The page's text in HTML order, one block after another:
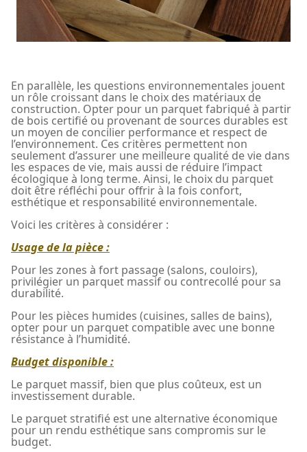
En parallèle, les questions environnementales jouent
un rôle croissant dans le choix des matériaux de
construction. Opter pour un parquet fabriqué à partir
de bois certifié ou provenant de sources durables est
un moyen de concilier performance et respect de
l’environnement. Ces critères permettent non
seulement d’assurer une meilleure qualité de vie dans
les espaces de vie, mais aussi de réduire l’impact
écologique à long terme. Ainsi, le choix du parquet
doit être réfléchi pour offrir à la fois confort,
esthétique et responsabilité environnementale.
Voici les critères à considérer :
Usage de la pièce :
Pour les zones à fort passage (salons, couloirs),
privilégier un parquet massif ou contrecollé pour sa
durabilité.
Pour les pièces humides (cuisines, salles de bains),
opter pour un parquet compatible avec une bonne
résistance à l’humidité.
Budget disponible :
Le parquet massif, bien que plus coûteux, est un
investissement durable.
Le parquet stratifié est une alternative économique
pour un rendu esthétique sans compromis sur le
budget.